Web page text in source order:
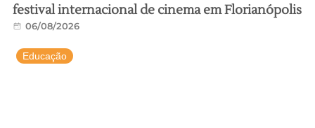
festival internacional de cinema em Florianópolis
06/08/2026
Educação